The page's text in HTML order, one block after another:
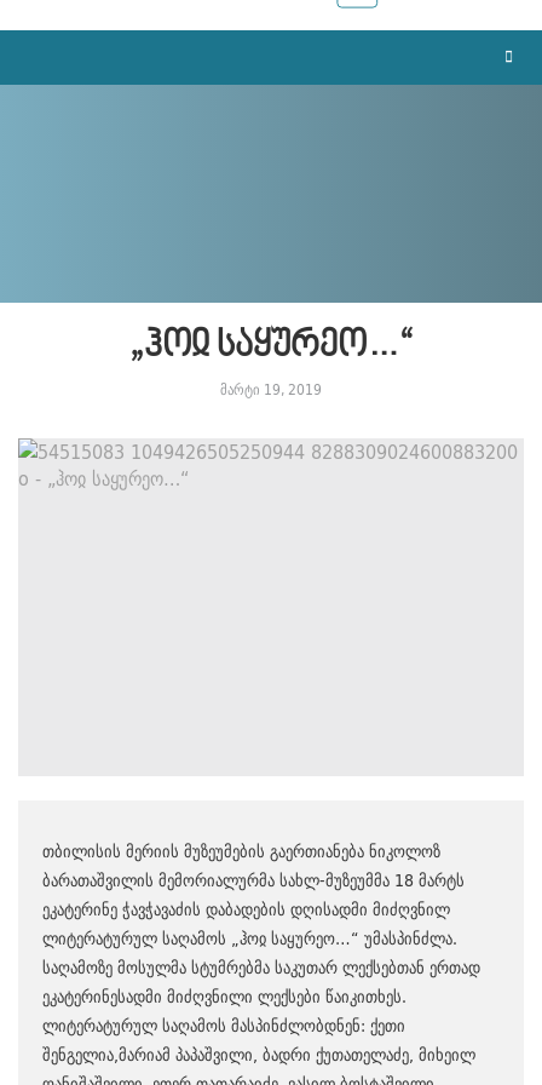
„ჰოჲ საყურეო…“
მარტი 19, 2019
თბილისის მერიის მუზეუმების გაერთიანება ნიკოლოზ
ბარათაშვილის მემორიალურმა სახლ-მუზეუმმა 18 მარტს
ეკატერინე ჭავჭავაძის დაბადების დღისადმი მიძღვნილ
ლიტერატურულ საღამოს „ჰოჲ საყურეო…“ უმასპინძლა.
საღამოზე მოსულმა სტუმრებმა საკუთარ ლექსებთან ერთად
ეკატერინესადმი მიძღვნილი ლექსები წაიკითხეს.
ლიტერატურულ საღამოს მასპინძლობდნენ: ქეთი
შენგელია,მარიამ პაპაშვილი, ბადრი ქუთათელაძე, მიხეილ